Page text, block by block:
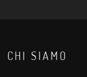
CHI SIAMO